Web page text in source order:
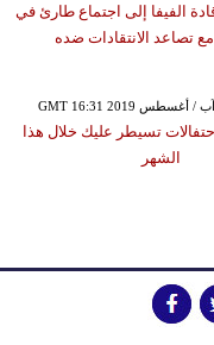
قادة الفيفا إلى اجتماع طارئ في
تصاعد الانتقادات ضده
تسيطر عليك خلال هذا
الشهر